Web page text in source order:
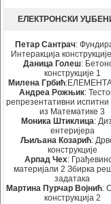
ЕЛЕКТРОНСКИ
Петар Сантрач:
Интеракција
Даница Голеш:
конструкције 1
Милена Грбић
Андреа Рожњик:
репрезентативни испитни
из Математике 3
Моника Штиклица:
ентеријера
Љиљана Козарић:
конструкције
Арпад Чех:
материјали 2 Збирка
задатака
Мартина Пурчар Војнић:
конструкција 2